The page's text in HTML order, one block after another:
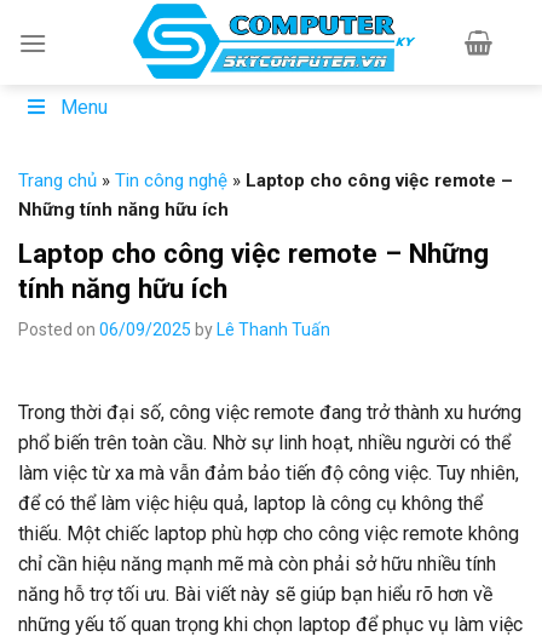
Menu
Trang chủ » Tin công nghệ » Laptop cho công việc remote –
Những tính năng hữu ích
Laptop cho công việc remote – Những
tính năng hữu ích
Posted on 06/09/2025 by Lê Thanh Tuấn
Trong thời đại số, công việc remote đang trở thành xu hướng
phổ biến trên toàn cầu. Nhờ sự linh hoạt, nhiều người có thể
làm việc từ xa mà vẫn đảm bảo tiến độ công việc. Tuy nhiên,
để có thể làm việc hiệu quả, laptop là công cụ không thể
thiếu. Một chiếc laptop phù hợp cho công việc remote không
chỉ cần hiệu năng mạnh mẽ mà còn phải sở hữu nhiều tính
năng hỗ trợ tối ưu. Bài viết này sẽ giúp bạn hiểu rõ hơn về
những yếu tố quan trọng khi chọn laptop để phục vụ làm việc